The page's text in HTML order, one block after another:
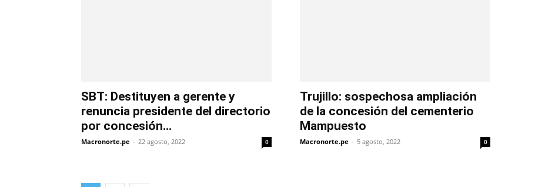
SBT: Destituyen a gerente y
renuncia presidente del directorio
por concesión...
Macronorte.pe - 22 agosto, 2022 0
Trujillo: sospechosa ampliación
de la concesión del cementerio
Mampuesto
Macronorte.pe - 5 agosto, 2022 0